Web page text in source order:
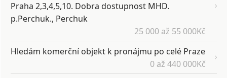
Praha 2,3,4,5,10. Dobra dostupnost MHD.
p.Perchuk., Perchuk
25 000 až 55 000Kč
Hledám komerční objekt k pronájmu po celé Praze
0 až 440 000Kč